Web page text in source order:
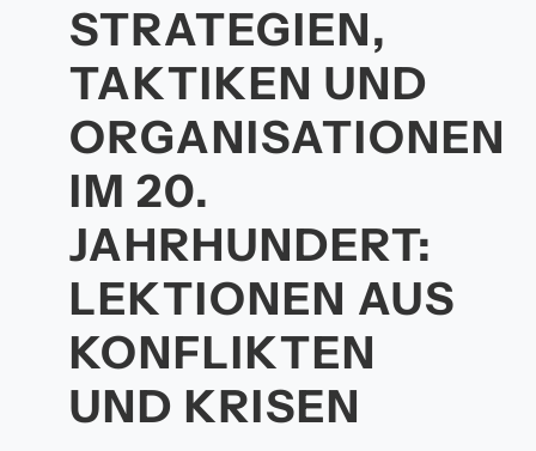
STRATEGIEN,
TAKTIKEN UND
ORGANISATIONEN
IM 20.
JAHRHUNDERT:
LEKTIONEN AUS
KONFLIKTEN
UND KRISEN